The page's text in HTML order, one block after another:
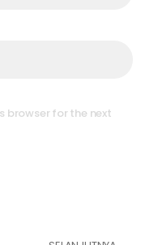
browser for the next